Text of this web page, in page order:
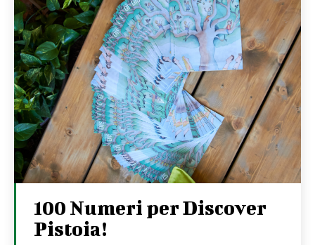
100 Numeri per Discover
Pistoia!